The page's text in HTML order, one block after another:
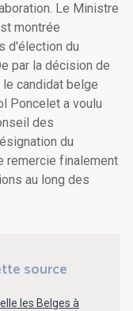
Le Ministre
montrée
d'élection du
par la décision de
le candidat belge
Poncelet a voulu
des
du
remercie finalement
au long des
source
les Belges à